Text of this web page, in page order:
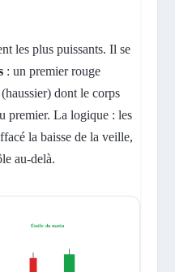
les plus puissants. Il se
: un premier rouge
dont le corps
premier. La logique : les
la baisse de la veille,
au-delà.
Étoile du matin